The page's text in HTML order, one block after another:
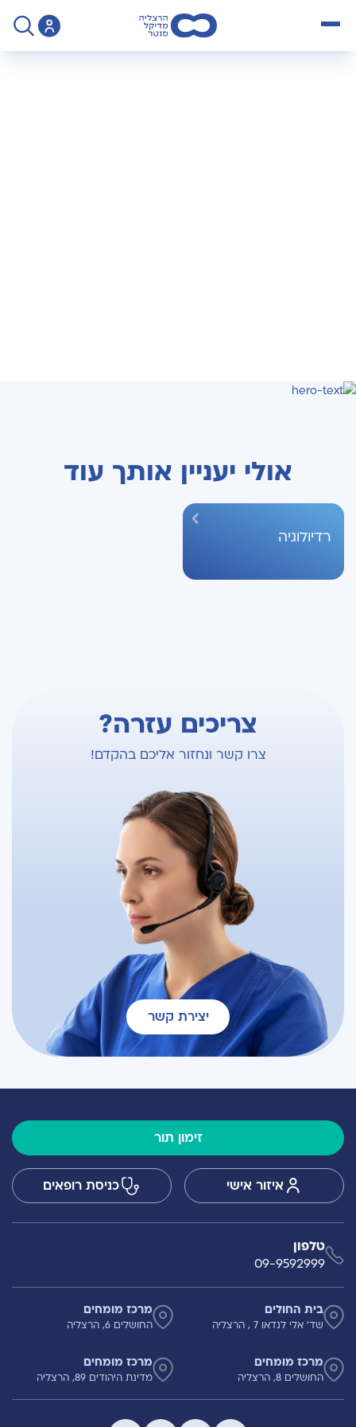
אולי יעניין אותך עוד
רדיולוגיה
צריכים עזרה?
צרו קשר ונחזור אליכם בהקדם!
יצירת קשר
זימון תור
איזור אישי כניסת רופאים
טלפון
09-9592999
בית החולים
שד' אלי לנדאו 7 , הרצליה
מרכז מומחים
החושלים 6, הרצליה
מרכז מומחים
החושלים 8, הרצליה
מרכז מומחים
מדינת היהודים 89, הרצליה